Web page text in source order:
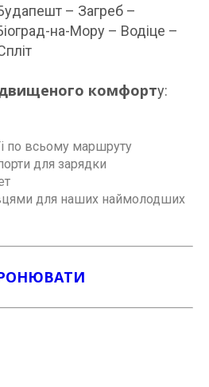
– Загреб –
на-Мору – Водіце –
комфорту:
по всьому маршруту
для зарядки
для наших наймолодших